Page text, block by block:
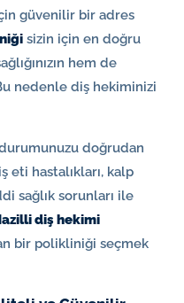
için güvenilir bir adres
sizin için en doğru
hem de
nedenle diş hekiminizi
durumunuzu doğrudan
eti hastalıkları, kalp
sağlık sorunları ile
diş hekimi
bir polikliniği seçmek